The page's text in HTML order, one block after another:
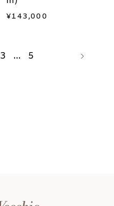
¥143,000
3 … 5